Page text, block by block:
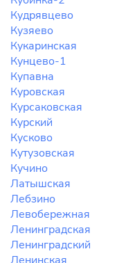
Кудрявцево
Кузяево
Кукаринская
Кунцево-1
Купавна
Куровская
Курсаковская
Курский
Кусково
Кутузовская
Кучино
Латышская
Лебзино
Левобережная
Ленинградская
Ленинградский